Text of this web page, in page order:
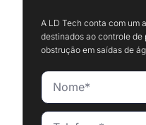
A LD Tech conta com um
destinados ao controle de
obstrução em saídas de